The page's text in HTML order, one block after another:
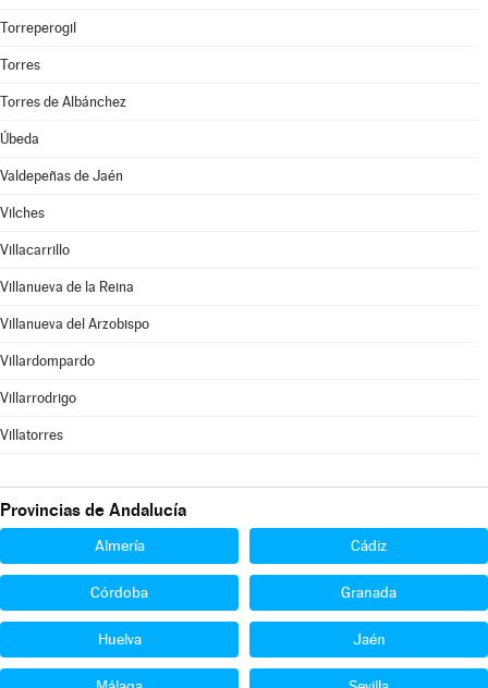
Torreperogil
Torres
Torres de Albánchez
Úbeda
Valdepeñas de Jaén
Vilches
Villacarrillo
Villanueva de la Reina
Villanueva del Arzobispo
Villardompardo
Villarrodrigo
Villatorres
Provincias de Andalucía
Almería Cádiz
Córdoba Granada
Huelva Jaén